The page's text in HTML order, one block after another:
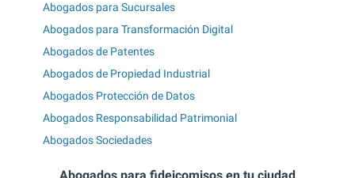
Abogados para Sucursales
Abogados para Transformación Digital
Abogados de Patentes
Abogados de Propiedad Industrial
Abogados Protección de Datos
Abogados Responsabilidad Patrimonial
Abogados Sociedades
Abogados para fideicomisos en tu ciudad